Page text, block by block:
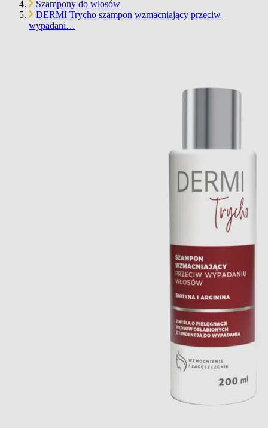
Szampony do włosów
DERMI Trycho szampon wzmacniający przeciw
wypadani…